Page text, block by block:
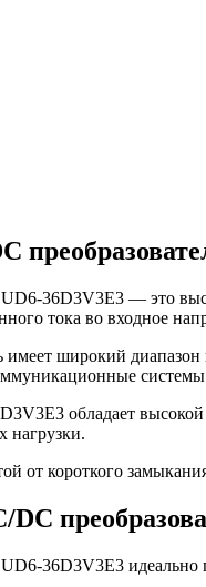
36D3V3E3 — это
тока во входное
имеет широкий
обладает
нагрузки.
от короткого
UD6-36D3V3E3